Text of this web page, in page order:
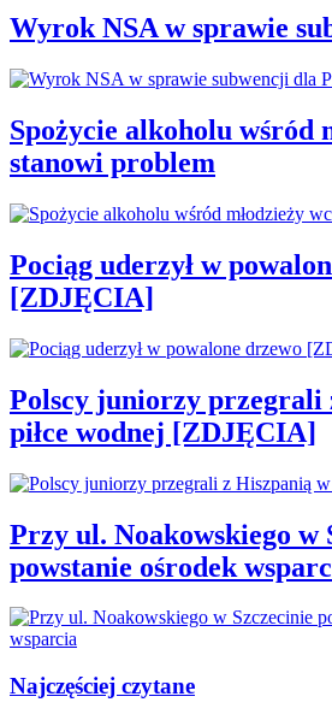
Wyrok NSA w sprawie
Spożycie alkoholu wśród
stanowi problem
Pociąg uderzył w
[ZDJĘCIA]
Polscy juniorzy przegrali
piłce wodnej [ZDJĘCIA]
Przy ul. Noakowskiego w
powstanie ośrodek
Najczęściej czytane